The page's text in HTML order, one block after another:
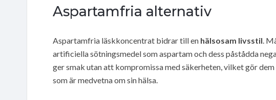
Aspartamfria alternativ
Aspartamfria läskkoncentrat bidrar till en hälsosam livsstil.
artificiella sötningsmedel som aspartam och dess påstådda
ger smak utan att kompromissa med säkerheten, vilket gör
som är medvetna om sin hälsa.